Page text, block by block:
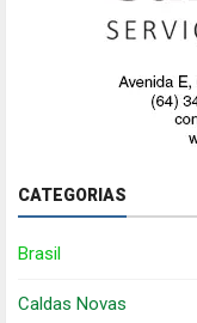
CATEGORIAS
Brasil
Caldas Novas